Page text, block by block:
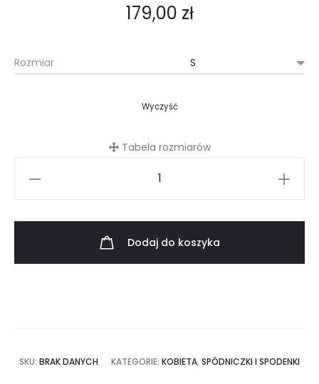
179,00 zł
Rozmiar
Wyczyść
Tabela rozmiarów
Dodaj do koszyka
SKU: BRAK DANYCH KATEGORIE: KOBIETA, SPÓDNICZKI I SPODENKI